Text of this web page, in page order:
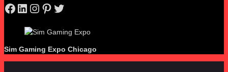
Facebook
LinkedIn
Instagram
Pinterest
Twitter
Sim Gaming Expo Chicago